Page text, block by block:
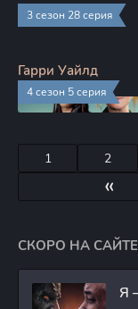
Зимородок
3 сезон 28 серия
Гарри Уайлд
4 сезон 5 серия
«
1 2
СКОРО НА САЙТЕ
Я